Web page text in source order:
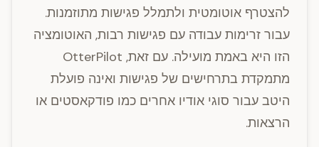
להצטרף אוטומטית ולתמלל פגישות מתוזמנות.
עבור זרימות עבודה עם פגישות רבות, האוטומציה
הזו היא באמת מועילה. עם זאת, OtterPilot
מתמקדת בתרחישים של פגישות ואינה פועלת
היטב עבור סוגי אודיו אחרים כמו פודקאסטים או
הרצאות.